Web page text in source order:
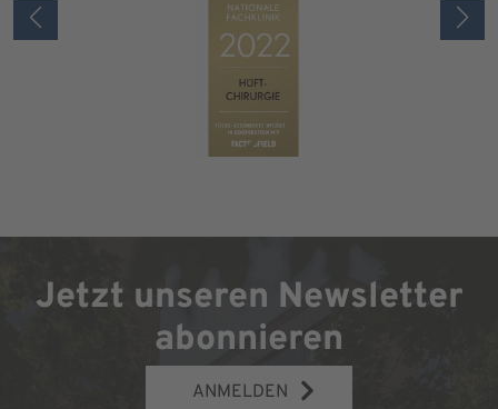
Jetzt unseren Newsletter
abonnieren
ANMELDEN